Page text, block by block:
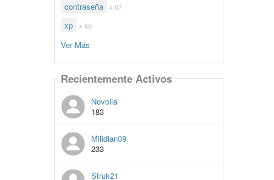
contraseña x 67
xp x 66
Ver Más
Recientemente Activos
Novolla
183
Milidian09
233
Struk21